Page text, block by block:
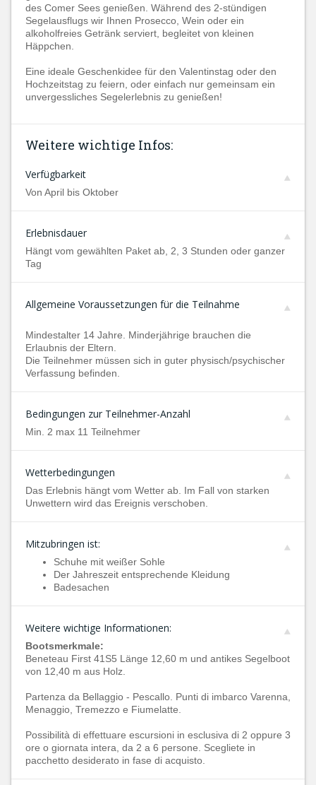
des Comer Sees genießen. Während des 2-stündigen
Segelausflugs wir Ihnen Prosecco, Wein oder ein
alkoholfreies Getränk serviert, begleitet von kleinen
Häppchen.
Eine ideale Geschenkidee für den Valentinstag oder den
Hochzeitstag zu feiern, oder einfach nur gemeinsam ein
unvergessliches Segelerlebnis zu genießen!
Weitere wichtige Infos:
Verfügbarkeit
Von April bis Oktober
Erlebnisdauer
Hängt vom gewählten Paket ab, 2, 3 Stunden oder ganzer
Tag
Allgemeine Voraussetzungen für die Teilnahme
Mindestalter 14 Jahre. Minderjährige brauchen die
Erlaubnis der Eltern.
Die Teilnehmer müssen sich in guter physisch/psychischer
Verfassung befinden.
Bedingungen zur Teilnehmer-Anzahl
Min. 2 max 11 Teilnehmer
Wetterbedingungen
Das Erlebnis hängt vom Wetter ab. Im Fall von starken
Unwettern wird das Ereignis verschoben.
Mitzubringen ist:
Schuhe mit weißer Sohle
Der Jahreszeit entsprechende Kleidung
Badesachen
Weitere wichtige Informationen:
Bootsmerkmale:
Beneteau First 41S5 Länge 12,60 m und antikes Segelboot
von 12,40 m aus Holz.
Partenza da Bellaggio - Pescallo. Punti di imbarco Varenna,
Menaggio, Tremezzo e Fiumelatte.
Possibilità di effettuare escursioni in esclusiva di 2 oppure 3
ore o giornata intera, da 2 a 6 persone. Scegliete in
pacchetto desiderato in fase di acquisto.